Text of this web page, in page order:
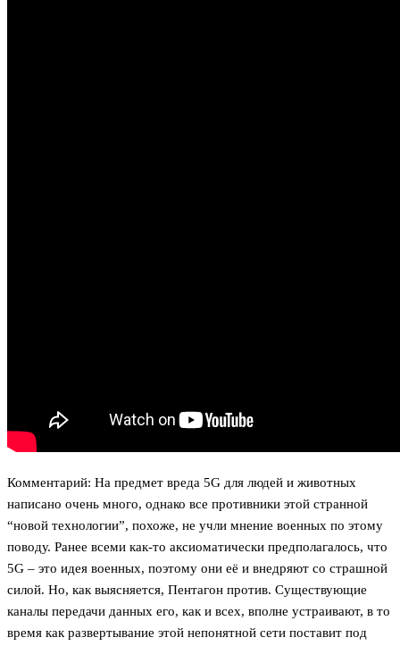
Комментарий: На предмет вреда 5G для людей и животных
написано очень много, однако все противники этой странной
“новой технологии”, похоже, не учли мнение военных по этому
поводу. Ранее всеми как-то аксиоматически предполагалось, что
5G – это идея военных, поэтому они её и внедряют со страшной
силой. Но, как выясняется, Пентагон против. Существующие
каналы передачи данных его, как и всех, вполне устраивают, в то
время как развертывание этой непонятной сети поставит под